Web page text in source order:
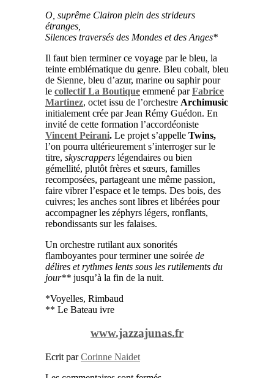
O, suprême Clairon plein des strideurs
étranges,
Silences traversés des Mondes et des Anges*
Il faut bien terminer ce voyage par le bleu, la
teinte emblématique du genre. Bleu cobalt, bleu
de Sienne, bleu d’azur, marine ou saphir pour
le collectif La Boutique emmené parFabrice
Martinez, octet issu de l’orchestre Archimusic
initialement crée par Jean Rémy Guédon. En
invité de cette formation l’accordéoniste
Vincent Peirani. Le projet s’appelle Twins,
l’on pourra ultérieurement s’interroger sur le
titre, skyscrappers légendaires ou bien
gémellité, plutôt frères et sœurs, familles
recomposées, partageant une même passion,
faire vibrer l’espace et le temps. Des bois, des
cuivres; les anches sont libres et libérées pour
accompagner les zéphyrs légers, ronflants,
rebondissants sur les falaises.
Un orchestre rutilant aux sonorités
flamboyantes pour terminer une soirée de
délires et rythmes lents sous les rutilements du
jour** jusqu’à la fin de la nuit.
*Voyelles, Rimbaud
** Le Bateau ivre
www.jazzajunas.fr
Ecrit parCorinne Naidet